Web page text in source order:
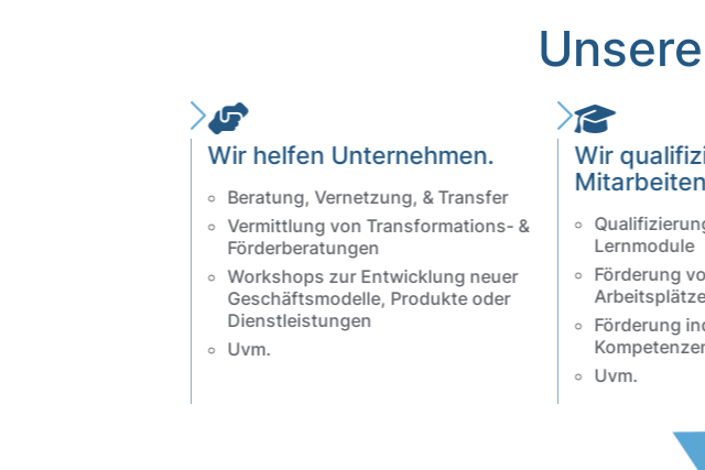
Wir helfen Unternehmen.
Beratung, Vernetzung, & Transfer
Vermittlung von Transformations- &
Förderberatungen
Workshops zur Entwicklung neuer
Geschäftsmodelle, Produkte oder
Dienstleistungen
Uvm.
Wir
Lernmodule
Förderung
Förderung
Uvm.